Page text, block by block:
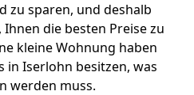
zu sparen, und deshalb
die besten Preise zu
kleine Wohnung haben
in Iserlohn besitzen, was
werden muss.